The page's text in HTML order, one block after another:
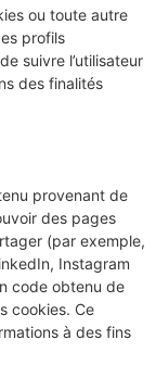
ou toute autre
profils
suivre l’utilisateur
des finalités
provenant de
des pages
(par exemple,
Instagram
code obtenu de
cookies. Ce
à des fins